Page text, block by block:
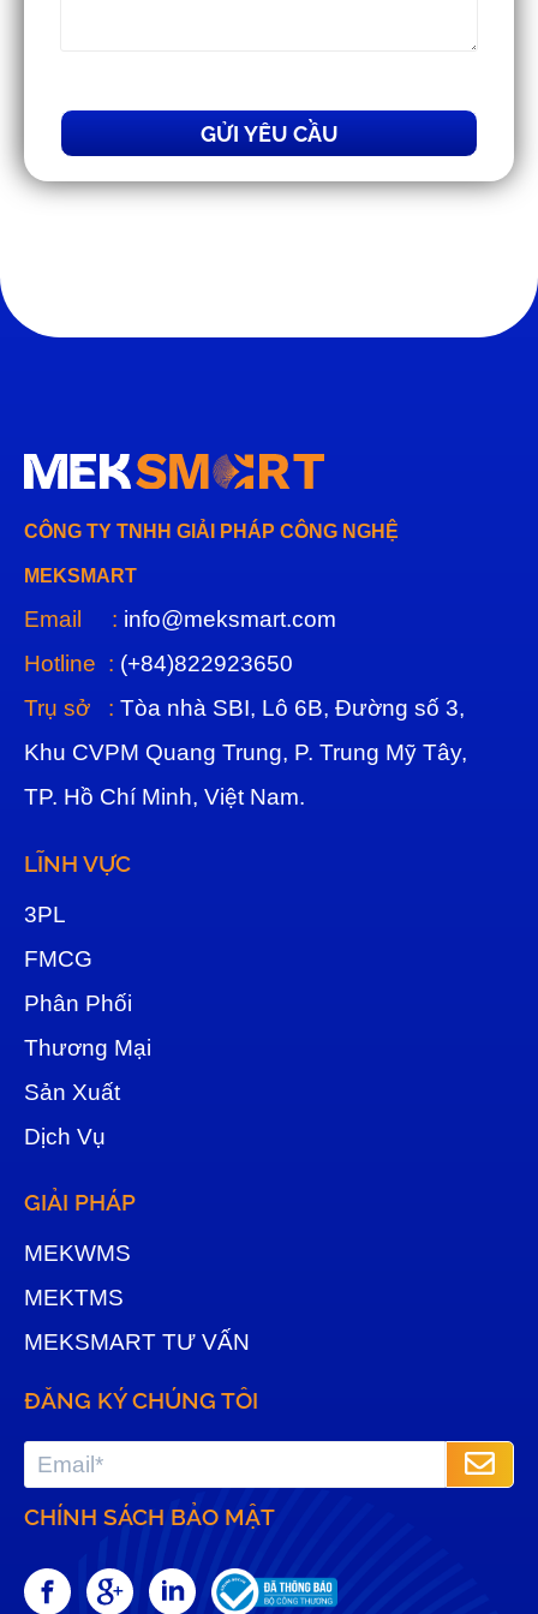
GỬI YÊU CẦU
CÔNG TY TNHH GIẢI PHÁP CÔNG NGHỆ
MEKSMART
Email : info@meksmart.com
Hotline : (+84)822923650
Trụ sở : Tòa nhà SBI, Lô 6B, Đường số 3,
Khu CVPM Quang Trung, P. Trung Mỹ Tây,
TP. Hồ Chí Minh, Việt Nam.
LĨNH VỰC
3PL
FMCG
Phân Phối
Thương Mại
Sản Xuất
Dịch Vụ
GIẢI PHÁP
MEKWMS
MEKTMS
MEKSMART TƯ VẤN
ĐĂNG KÝ CHÚNG TÔI
CHÍNH SÁCH BẢO MẬT